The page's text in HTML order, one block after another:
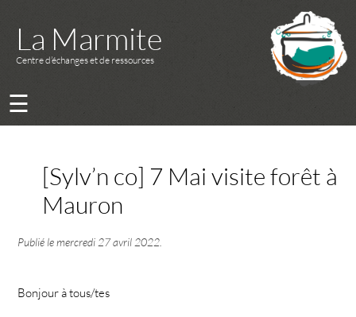
La Marmite
Centre d’échanges et de ressources
☰
[Sylv’n co] 7 Mai visite forêt à
Mauron
Publié lemercredi 27 avril 2022
Bonjour à tous/tes